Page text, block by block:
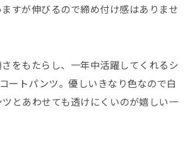
ますが伸びるので締め付け感はありませ
をもたらし、一年中活躍してくれるシ
ートパンツ。優しいきなり色なので白
とあわせても透けにくいのが嬉しい一